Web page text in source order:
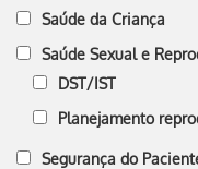
Saúde da Criança
Saúde Sexual e
DST/IST
Planejamento
Segurança do